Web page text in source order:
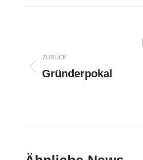
ZURÜCK
Vorheriger
Gründerpokal